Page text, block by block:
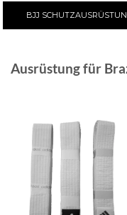
BJJ
Ausrüstung für